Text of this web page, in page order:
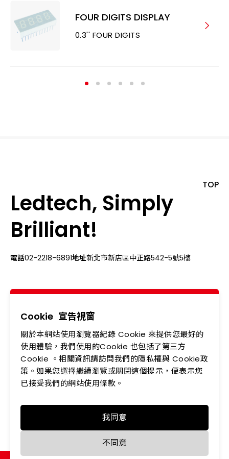
FOUR DIGITS DISPLAY
0.3'' FOUR DIGITS
Ledtech, Simply
Brilliant!
電話02-2218-6891地址新北市新店區中正路542-5號5樓
TOP
關於我們
最新消息
產品專區
投資人專區
企業永續
會員中心
聯絡我們
人力資源
隱私權政策
Copyright © LEDTECH. All rights reserved. Designed by
Cookie 宣告視窗
關於本網站使用瀏覽器紀錄 Cookie 來提供您最好的
使用體驗，我們使用的Cookie 也包括了第三方
Cookie 。相關資訊請訪問我們的隱私權與 Cookie政
策。如果您選擇繼續瀏覽或關閉這個提示，便表示您
已接受我們的網站使用條款。
我同意
不同意